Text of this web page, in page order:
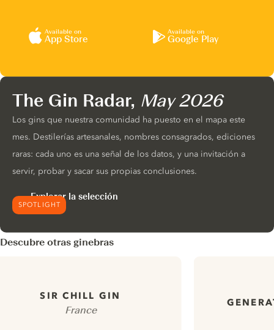
Available on
App Store
Available on
Google Play
SPOTLIGHT
The Gin Radar, May 2026
Los gins que nuestra comunidad ha puesto en el mapa este
mes. Destilerías artesanales, nombres consagrados, ediciones
raras: cada uno es una señal de los datos, y una invitación a
servir, probar y sacar sus propias conclusiones.
Explorar la selección
Descubre otras ginebras
SIR CHILL GIN
France